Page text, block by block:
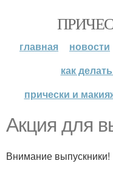
главная новости
как
прически и
Акция для
Внимание выпускники!